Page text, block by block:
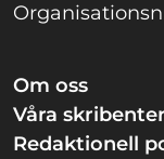
Om oss
Våra skribenter
Redaktionell